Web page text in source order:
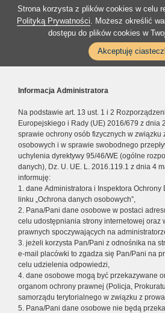
Strona korzysta z plików cookies w celu
Polityką Prywatności. Możesz określić
dostępu do plików cookies w
Akceptuję
Informacja Administratora
Na podstawie art. 13 ust. 1 i 2
Europejskiego i Rady (UE) 2016/679 z dnia
sprawie ochrony osób fizycznych w związku
osobowych i w sprawie swobodnego
uchylenia dyrektywy 95/46/WE (ogólne
danych), Dz. U. UE. L. 2016.119.1 z dnia 4
informuję:
1. dane Administratora i Inspektora
linku „Ochrona danych osobowych”,
2. Pana/Pani dane osobowe w postaci
celu udostępniania strony internetowej oraz
prawnych spoczywających na
3. jeżeli korzysta Pan/Pani z odnośnika na
e-mail placówki to zgadza się Pan/Pani na
celu udzielenia odpowiedzi,
4. dane osobowe mogą być przekazywane
organom ochrony prawnej (Policja,
samorządu terytorialnego w związku z
5. Pana/Pani dane osobowe nie będą